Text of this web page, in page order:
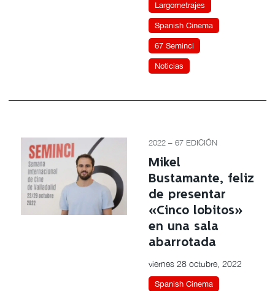
Largometrajes
Spanish Cinema
67 Seminci
Noticias
2022 – 67 EDICIÓN
Mikel
Bustamante, feliz
de presentar
«Cinco lobitos»
en una sala
abarrotada
viernes 28 octubre, 2022
Spanish Cinema